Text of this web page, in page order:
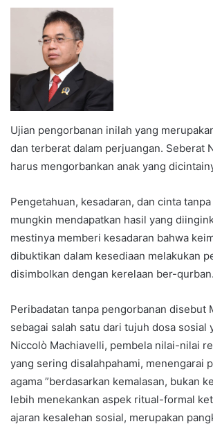
Ujian pengorbanan inilah yang
dan terberat dalam perjuangan. Seberat
harus mengorbankan anak yang
Pengetahuan, kesadaran, dan cinta
mungkin mendapatkan hasil yang
mestinya memberi kesadaran bahwa
dibuktikan dalam kesediaan melakukan
disimbolkan dengan kerelaan ber-qurban.
Peribadatan tanpa pengorbanan disebut
sebagai salah satu dari tujuh dosa sosial
Niccolò Machiavelli, pembela nilai-nilai
yang sering disalahpahami, menengarai
agama ”berdasarkan kemalasan, bukan
lebih menekankan aspek ritual-formal
ajaran kesalehan sosial, merupakan